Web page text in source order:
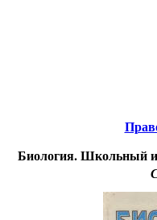
Биология. Школьный